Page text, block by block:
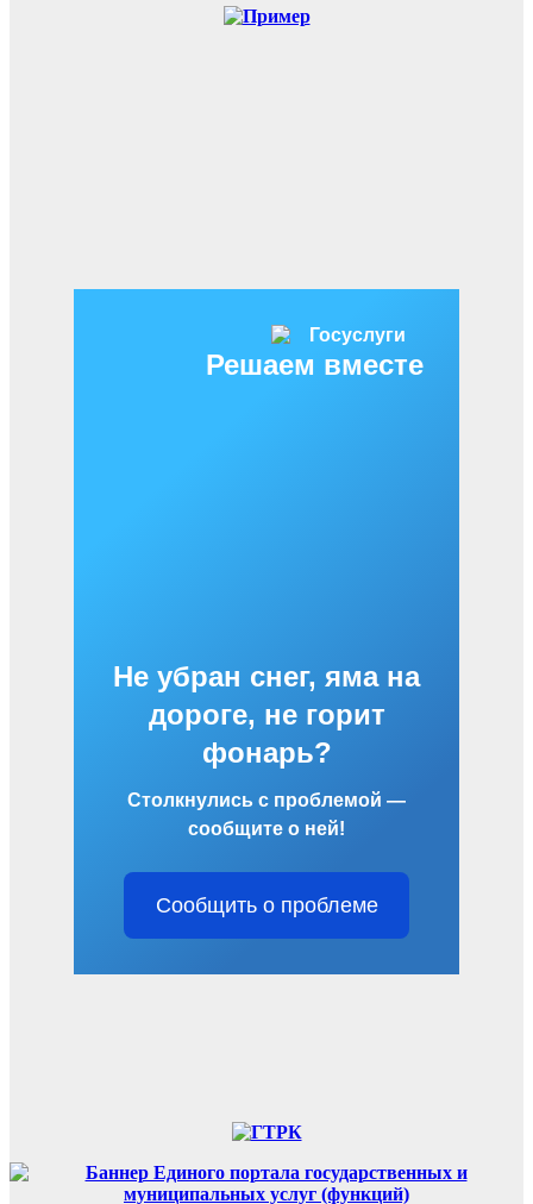
Решаем вместе
Не убран снег, яма на
дороге, не горит
фонарь?
Столкнулись с проблемой —
сообщите о ней!
Сообщить о проблеме